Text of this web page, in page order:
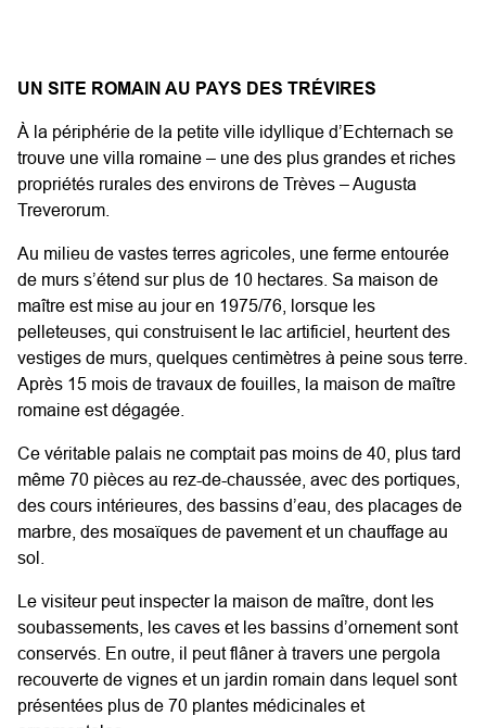
UN SITE ROMAIN AU PAYS DES TRÉVIRES
À la périphérie de la petite ville idyllique d’Echternach se
trouve une villa romaine – une des plus grandes et riches
propriétés rurales des environs de Trèves – Augusta
Treverorum.
Au milieu de vastes terres agricoles, une ferme entourée
de murs s’étend sur plus de 10 hectares. Sa maison de
maître est mise au jour en 1975/76, lorsque les
pelleteuses, qui construisent le lac artificiel, heurtent des
vestiges de murs, quelques centimètres à peine sous terre.
Après 15 mois de travaux de fouilles, la maison de maître
romaine est dégagée.
Ce véritable palais ne comptait pas moins de 40, plus tard
même 70 pièces au rez-de-chaussée, avec des portiques,
des cours intérieures, des bassins d’eau, des placages de
marbre, des mosaïques de pavement et un chauffage au
sol.
Le visiteur peut inspecter la maison de maître, dont les
soubassements, les caves et les bassins d’ornement sont
conservés. En outre, il peut flâner à travers une pergola
recouverte de vignes et un jardin romain dans lequel sont
présentées plus de 70 plantes médicinales et